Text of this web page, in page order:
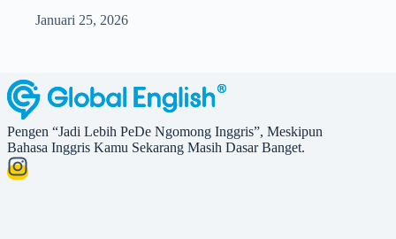
Januari 25, 2026
Pengen “Jadi Lebih PeDe Ngomong Inggris”, Meskipun
Bahasa Inggris Kamu Sekarang Masih Dasar Banget.